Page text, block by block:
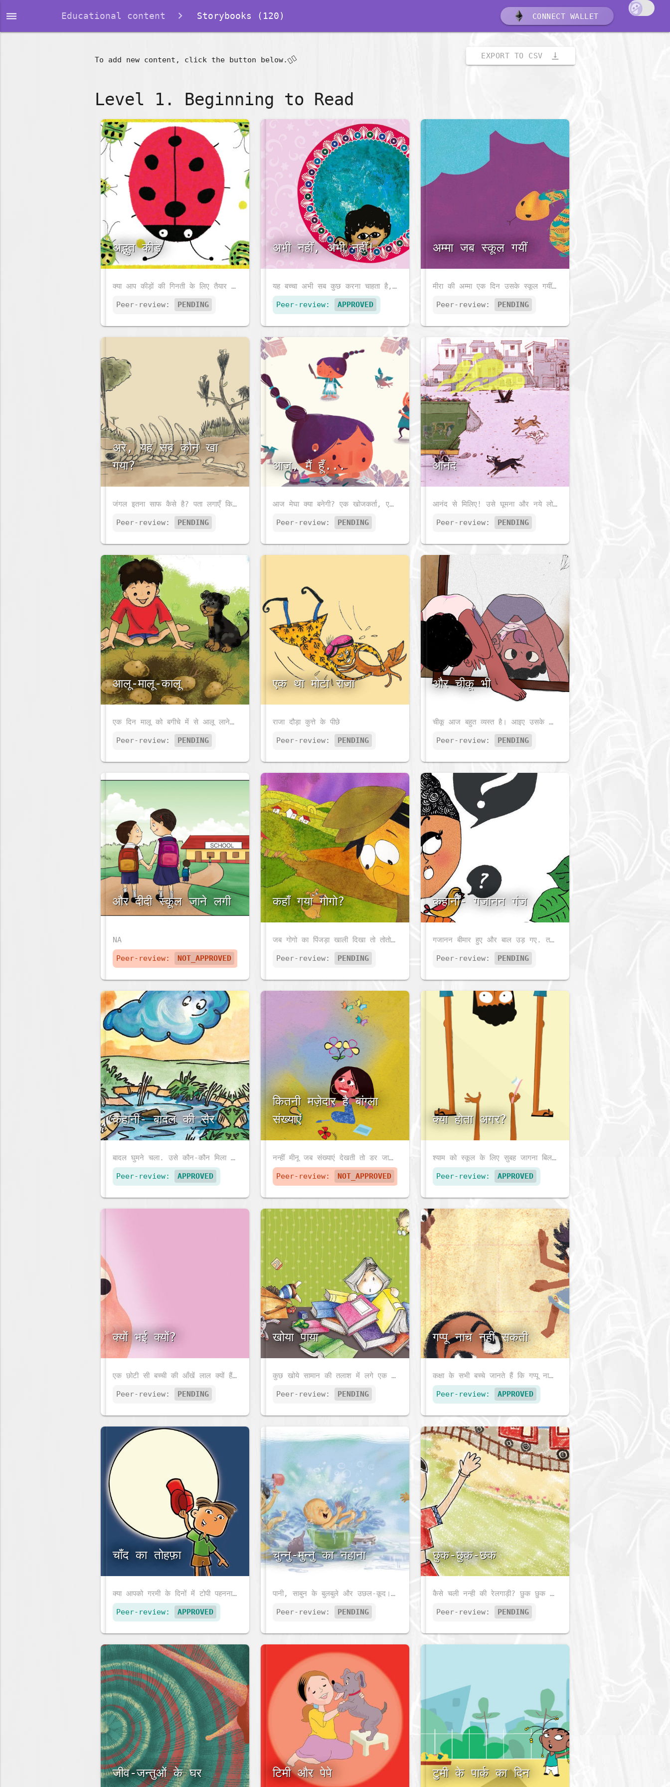
dehaze Educational content Storybooks (120) CONNECT WALLET
EXPORT TO CSV vertical_align_bottom
To add new content, click the button below.👇🏽
Level 1. Beginning to Read
अद्भुत कीड़े
क्या आप कीड़ों की गिनती के लिए तैयार हैं? आइए कीड़ों की अद्भुत दुनिया के बारे में जानें।
Peer-review: PENDING
अभी नहीं, अभी नहीं!
यह बच्चा अभी सब कुछ करना चाहता है, लेकिन बड़े लोग कहते हैं, अभी नहीं! जब कोई आपको 'अभी नहीं' कहता है तो क्या आप नाराज़ हो जाते हैं?
Peer-review: APPROVED
अम्मा जब स्कूल गयीं
मीरा की अम्मा एक दिन उसके स्कूल गयीं पर वहाँ कोई नहीं था, मीरा, उसके मित्र, शिक्षक और यहाँ तक कि बड़ी दीदी भी। वे सब कहाँ गायब हो गए थे?
Peer-review: PENDING
अरे, यह सब कौन खा
गया?
जंगल इतना साफ कैसे है? पता लगाएँ कि कैसे जंगल में कोई चीज़ बर्बाद नहीं होती है।
Peer-review: PENDING
आज, मैं हूँ...
आज मेघा क्या बनेगी? एक खोजकर्ता, एक अंतरिक्ष यात्री या फिर एक चित्रकार?
Peer-review: PENDING
आनंद
आनंद से मिलिए! उसे घूमना और नये लोगों से मिलना पसंद है। नृत्य-संगीत और जानवर उसे अच्छे लगते हैं। वह खुद अच्छा दिखना पसंद करता है, और आपके आस-पड़ोस को भी सुंदर बनाना उसे अच्छा लगता है। वह कमाल है!
Peer-review: PENDING
आलू-मालू-कालू
एक दिन मालू को बगीचे में से आलू लाने थे। उसकी मदद किसने करी? कालू ने! पढ़िये मालू और कालू की आलू वाली कहानी!
Peer-review: PENDING
एक था मोटा राजा
राजा दौड़ा कुत्ते के पीछे
Peer-review: PENDING
और चीकू भी
चीकू आज बहुत व्यस्त है। आइए उसके साथ मिलकर जानें क्यों?
Peer-review: PENDING
और दीदी स्कूल जाने लगी
NA
Peer-review: NOT_APPROVED
कहाँ गया गोगो?
जब गोगो का पिंजड़ा खाली दिखा तो तोतो के होश उड़ गए। आप भी तोतो की मदद करिये नहीं तो बड़ी गड़बड़ हो जाएगी।
Peer-review: PENDING
कहानी- गजानन गंजे
गजानन बीमार हुए और बाल उड़ गए. तब उन्हों ने क्या उपाय किया ?
Peer-review: PENDING
कहानी- बादल की सैर
बादल घुमने चला. उसे कौन-कौन मिला ? फिर वह क्या करने लगा ?
Peer-review: APPROVED
कितनी मज़ेदार है बांग्ला
संख्याएं
नन्हीं मीनू जब संख्याएं देखती तो डर जाती। इसलिए वह संख्याओं को सीखना नहीं चाहती है। पर पिताजी संख्याओं से मीनू की आशंकाओं को दूर करना चाहते है। उन्होंने मीनू को दिखाया कि संख्याओं का उपयोग करके विभिन्न प्रकार के चित्र कैसे बनाएं।
Peer-review: NOT_APPROVED
क्या होता अगर?
श्याम को स्कूल के लिए सुबह जागना बिलकुल पसंद नहीं है। पर उसे अपने मज़ेदार ख़याल बहुत पसंद आते हैं। क्या आप उनके बारे में जानना चाहेंगे?
Peer-review: APPROVED
क्यों भई क्यों?
एक छोटी सी बच्ची की आँखें लाल क्यों हैं? यह कहानी पढ़ने के बाद नन्हे-मुन्ने पाठक भी गोल-गोल मुँह बनाना चाहेंगे।
Peer-review: PENDING
खोया पाया
कुछ खोये सामान की तलाश में लगे एक छोटे से बच्चे को कैसा लगता है जब उसे वह सामान मिल जाता है? पढ़िए और खुद जान जाइये।
Peer-review: PENDING
गप्पू नाच नहीं सकती
कक्षा के सभी बच्चे जानते हैं कि गप्पू नाच नहीं सकती। जब बच्चे अपना बायाँ हाथ उठाते हैं तो वह दाहिना हाथ उठाती है। क्या कोमल मैम गप्पू को नाचने देंगी? विलोम की धारणा का प्रयोग करते हुए नाच से मिलने वाले आनंद के बारे में एक छोटी सी कहानी।
Peer-review: APPROVED
चाँद का तोहफ़ा
क्या आपको गरमी के दिनों में टोपी पहनना अच्छा लगता है? इस प्यारी-सी कहानी में पढ़ें कि टोपी पहनना और किसको पसंद है।
Peer-review: APPROVED
चुन्नु-मुन्नु का नहाना
पानी, साबुन के बुलबुले और उछल-कूद। देखिए तो चुन्नू मुन्नू कैसे मज़े ले रहे हैं !
Peer-review: PENDING
छुक-छुक-छक
कैसे चली नन्ही की रेलगाड़ी? छुक छुक छक छक!
Peer-review: PENDING
जीव-जन्तुओं के घर टिमी और पेपे टुमी के पार्क का दिन